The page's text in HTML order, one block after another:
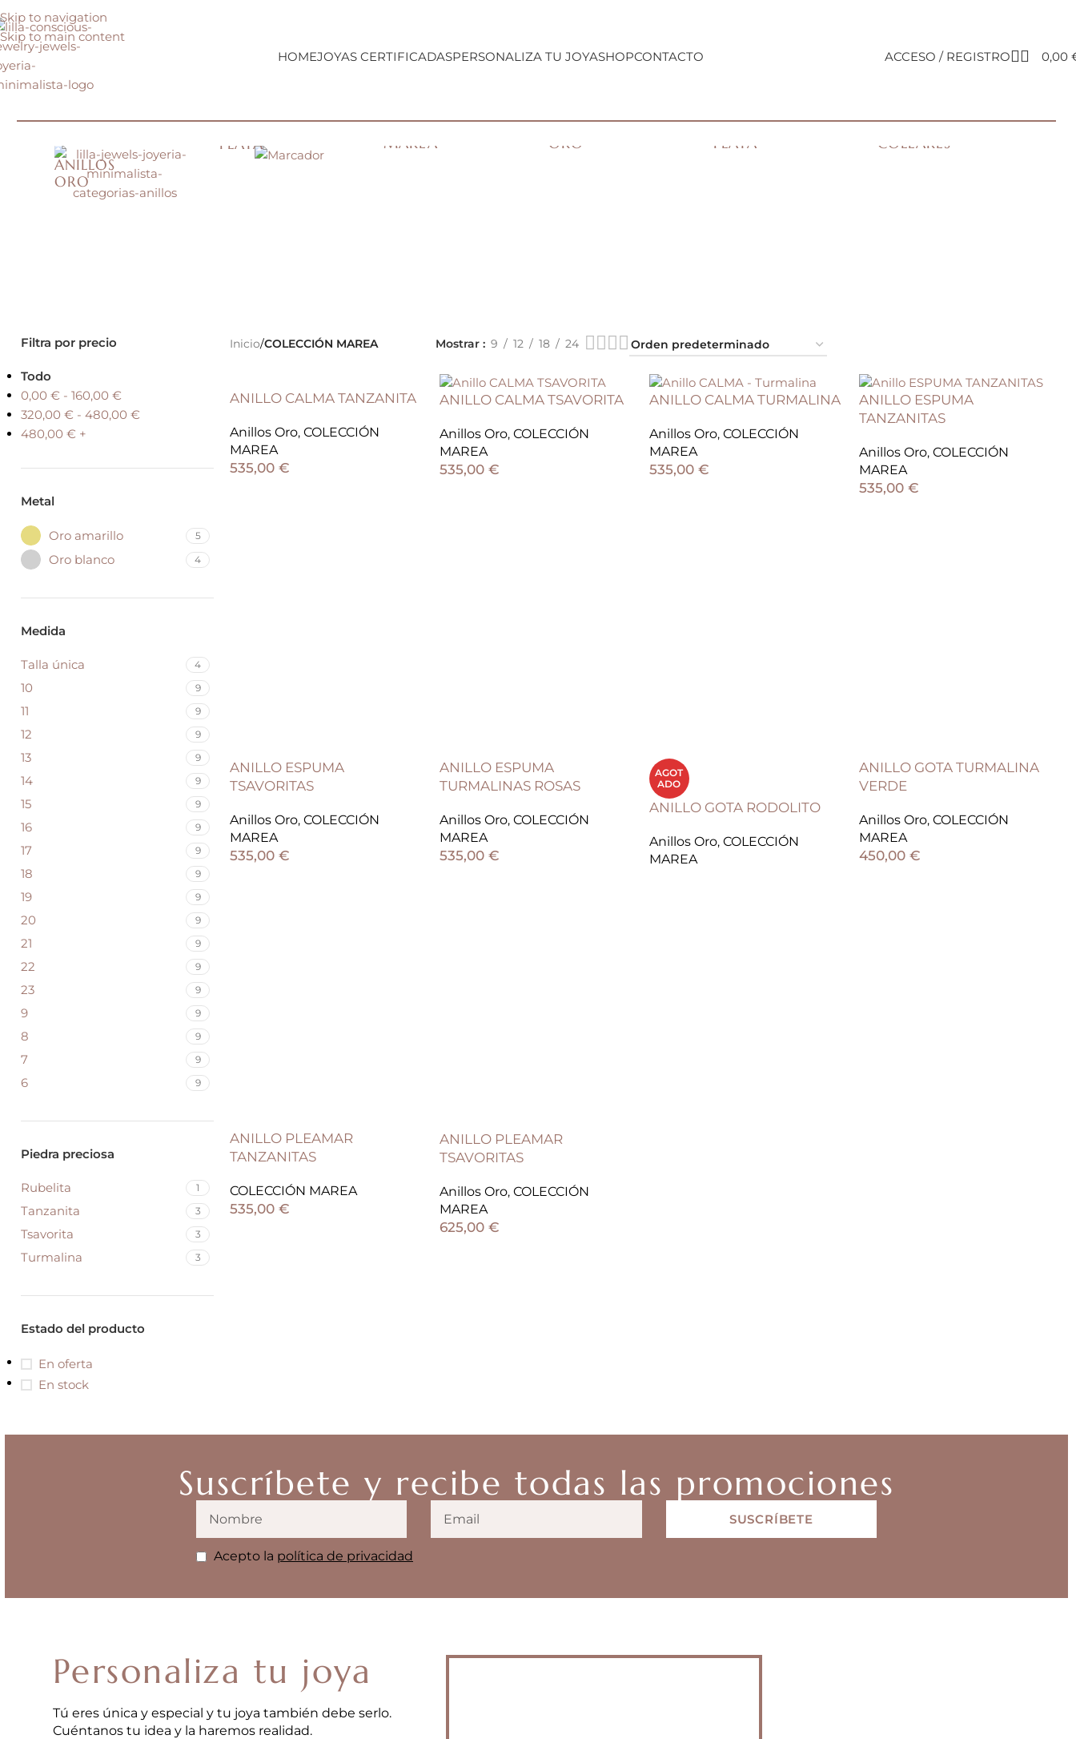
Skip to navigation
Skip to main content
HOMEJOYAS CERTIFICADASPERSONALIZA TU JOYASHOPCONTACTO ACCESO / REGISTRO 0,00
ANILLOS
ORO
ANILLOS
PLATA
COLECCIÓN
MAREA
COLGANTES
ORO
COLGANTES
PLATA
COLLARES
Filtra por precio
Todo
0,00 € - 160,00 €
320,00 € - 480,00 €
480,00 € +
Metal
Oro amarillo 5
Oro blanco 4
Medida
Talla única 4
10 9
11 9
12 9
13 9
14 9
15 9
16 9
17 9
18 9
19 9
20 9
21 9
22 9
23 9
9 9
8 9
7 9
6 9
Piedra preciosa
Rubelita 1
Tanzanita 3
Tsavorita 3
Turmalina 3
Estado del producto
En oferta
En stock
Inicio/COLECCIÓN MAREA Mostrar 9 12 18 24
ANILLO CALMA TANZANITA
Anillos Oro, COLECCIÓN
MAREA
535,00€
ANILLO CALMA TSAVORITA
Anillos Oro, COLECCIÓN
MAREA
535,00€
ANILLO CALMA TURMALINA
Anillos Oro, COLECCIÓN
MAREA
535,00 €
ANILLO ESPUMA
TANZANITAS
Anillos Oro, COLECCIÓN
MAREA
535,00 €
ANILLO ESPUMA
TSAVORITAS
Anillos Oro, COLECCIÓN
MAREA
535,00€
ANILLO ESPUMA
TURMALINAS ROSAS
Anillos Oro, COLECCIÓN
MAREA
535,00€
AGOT
ADO
ANILLO GOTA RODOLITO
Anillos Oro, COLECCIÓN
MAREA
ANILLO GOTA TURMALINA
VERDE
Anillos Oro, COLECCIÓN
MAREA
450,00 €
ANILLO PLEAMAR
TANZANITAS
COLECCIÓN MAREA
535,00€
ANILLO PLEAMAR
TSAVORITAS
Anillos Oro, COLECCIÓN
MAREA
625,00€
Suscríbete y recibe todas las promociones
Acepto la política de privacidad
SUSCRÍBETE
Personaliza tu joya
Tú eres única y especial y tu joya también debe serlo.
Cuéntanos tu idea y la haremos realidad.